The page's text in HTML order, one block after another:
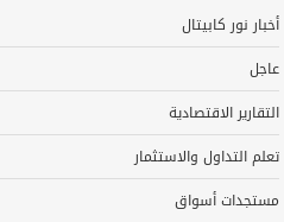
أخبار نور كابيتال
عاجل
التقارير الاقتصادية
تعلم التداول والاستثمار
مستجدات أسواق